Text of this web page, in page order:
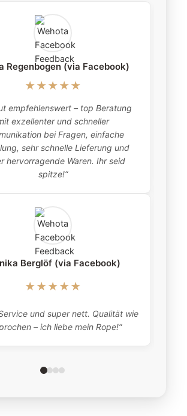
Regenbogen (via Facebook)
★★★★★
empfehlenswert – top Beratung
exzellenter und schneller
bei Fragen, einfache
sehr schnelle Lieferung und
hervorragende Waren. Ihr seid
spitze!“
Berglöf (via Facebook)
★★★★★
und super nett. Qualität wie
– ich liebe mein Rope!“